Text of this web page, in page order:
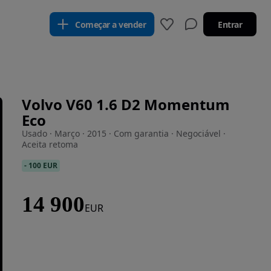
Começar a vender Entrar
Volvo V60 1.6 D2 Momentum
Eco
Usado · Março · 2015 · Com garantia · Negociável ·
Aceita retoma
- 100 EUR
14 900EUR